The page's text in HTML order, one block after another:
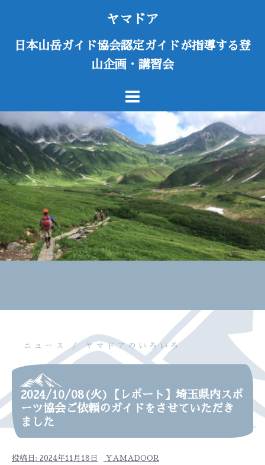
キ
ヤマドア
日本山岳ガイド協会認定ガイドが指導する登
山企画・講習会
ニュース ヤマドアのいろいろ
2024/10/08(火)【レポート】埼玉県内スポ
ーツ協会ご依頼のガイドをさせていただき
ました
投稿日: 2024年11月18日 YAMADOOR